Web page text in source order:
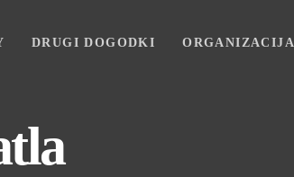
DRUGI DOGODKI ORGANIZACIJA